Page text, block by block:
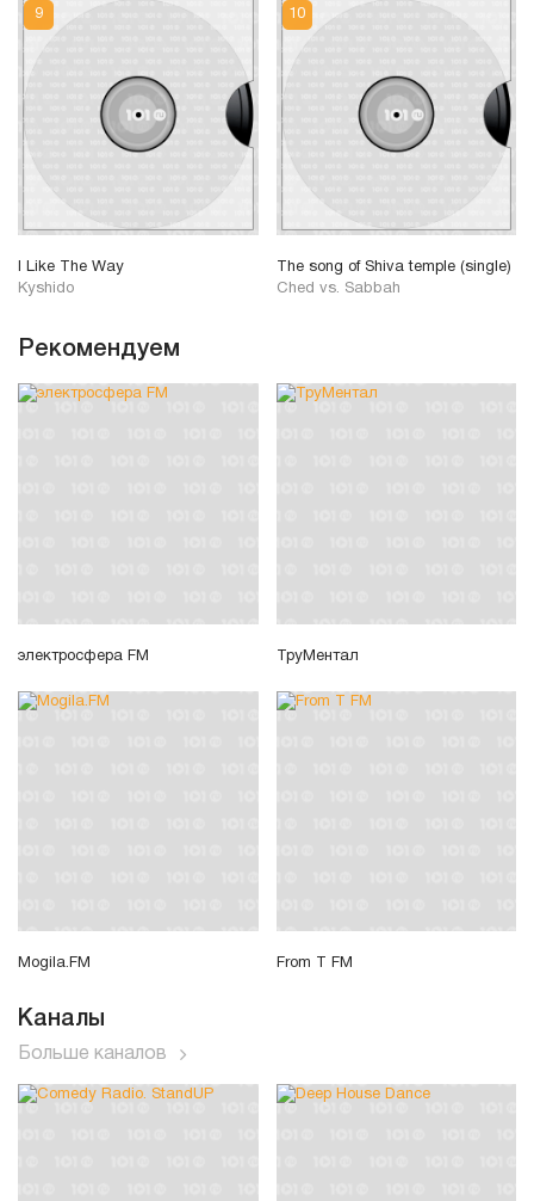
I Like The Way
Kyshido
The song of Shiva temple (single)
Ched vs. Sabbah
Рекомендуем
электросфера FM ТруМентал
Mogila.FM From T FM
Каналы
Больше каналов